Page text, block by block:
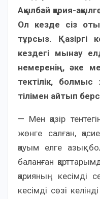
Ақылбай қария-
Ол кезде сіз
тұрсыз. Қазіргі
кездегі мынау
немеренің, әке
тектілік,
тілімен айтып
— Мен қазір
жөнге салған,
қауым елге азық
баланған
қарияның кесімді
кесімді сөзі